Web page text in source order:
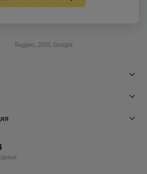
Яндекс, 2GIS, Google